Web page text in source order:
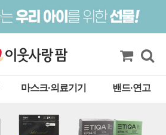
마스크·의료기기 밴드·연고